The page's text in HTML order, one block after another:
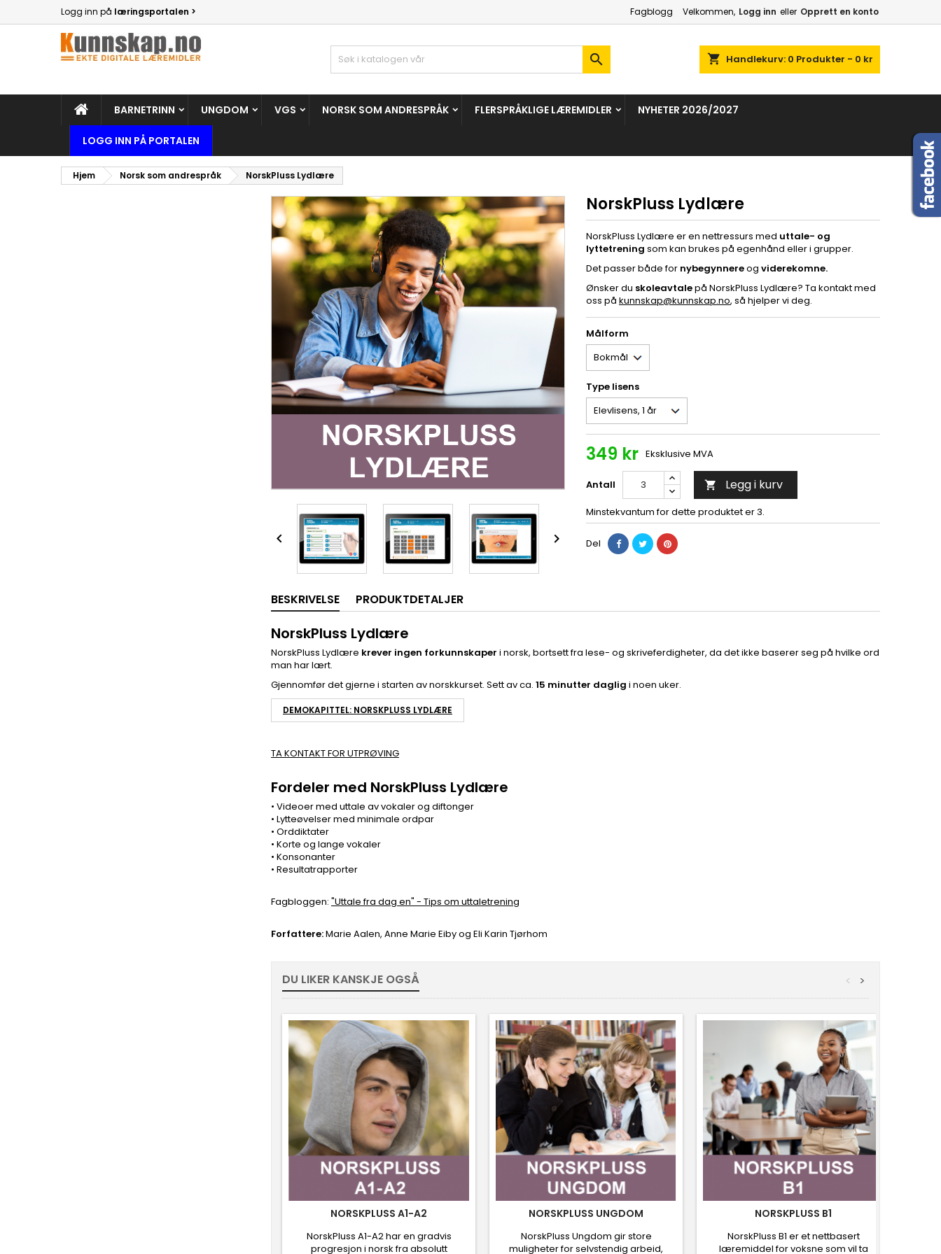
Logg inn på læringsportalen > Velkommen, Logg inn eller Opprett en konto
Fagblogg
shopping_cart Handlekurv: 0 Produkter - 0 kr

BARNETRINN UNGDOM VGS NORSK SOM ANDRESPRÅK FLERSPRÅKLIGE LÆREMIDLER NYHETER 2026/2027
LOGG INN PÅ PORTALEN
Hjem Norsk som andrespråk NorskPluss Lydlære
 
NorskPluss Lydlære
NorskPluss Lydlære er en nettressurs med uttale- og
lyttetrening som kan brukes på egenhånd eller i grupper.
Det passer både for nybegynnereog viderekomne.
Ønsker du skoleavtalepå NorskPluss Lydlære? Ta kontakt med
oss på kunnskap@kunnskap.no, så hjelper vi deg.
Målform
Type lisens
349 kr Eksklusive MVA
Antall  Legg i kurv
Minstekvantum for dette produktet er 3.
Del
BESKRIVELSE PRODUKTDETALJER
NorskPluss Lydlære
NorskPluss Lydlære krever ingen forkunnskaper i norsk, bortsett fra lese- og skriveferdigheter, da det ikke baserer seg på hvilke ord
man har lært.
Gjennomfør det gjerne i starten av norskkurset. Sett av ca. 15 minutter daglig i noen uker.
DEMOKAPITTEL: NORSKPLUSS LYDLÆRE
TA KONTAKT FOR UTPRØVING
Fordeler med NorskPluss Lydlære
• Videoer med uttale av vokaler og diftonger
• Lytteøvelser med minimale ordpar
• Orddiktater
• Korte og lange vokaler
• Konsonanter
• Resultatrapporter
Fagbloggen: "Uttale fra dag en" - Tips om uttaletrening
Forfattere:Marie Aalen, Anne Marie Eiby og Eli Karin Tjørhom
DU LIKER KANSKJE OGSÅ >
<
NORSKPLUSS A1-A2
NorskPluss A1-A2 har en gradvis
progresjon i norsk fra absolutt
NORSKPLUSS UNGDOM
NorskPluss Ungdom gir store
muligheter for selvstendig arbeid,
NORSKPLUSS B1
NorskPluss B1 er et nettbasert
læremiddel for voksne som vil ta